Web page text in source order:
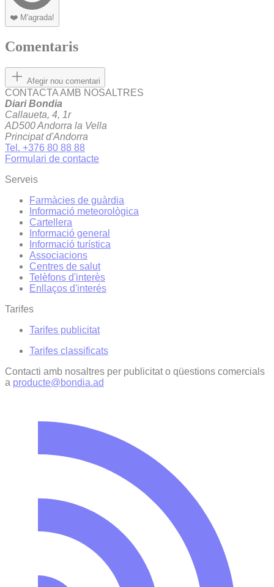
❤️ M'agrada!
Comentaris
Afegir nou comentari
CONTACTA AMB NOSALTRES
Diari Bondia
Callaueta, 4, 1r
AD500 Andorra la Vella
Principat d'Andorra
Tel. +376 80 88 88
Formulari de contacte
Serveis
Farmàcies de guàrdia
Informació meteorològica
Cartellera
Informació general
Informació turística
Associacions
Centres de salut
Telèfons d'interès
Enllaços d'interés
Tarifes
Tarifes publicitat
Tarifes classificats
Contacti amb nosaltres per publicitat o qüestions comercials
a producte@bondia.ad